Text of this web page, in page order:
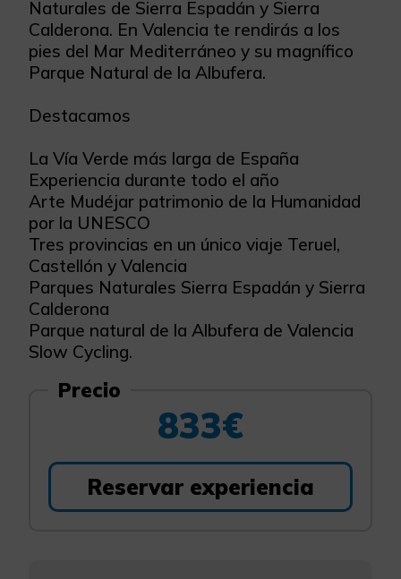
Naturales de Sierra Espadán y Sierra
Calderona. En Valencia te rendirás a los
pies del Mar Mediterráneo y su magnífico
Parque Natural de la Albufera.
Destacamos
La Vía Verde más larga de España
Experiencia durante todo el año
Arte Mudéjar patrimonio de la Humanidad
por la UNESCO
Tres provincias en un único viaje Teruel,
Castellón y Valencia
Parques Naturales Sierra Espadán y Sierra
Calderona
Parque natural de la Albufera de Valencia
Slow Cycling.
Precio
833€
Reservar experiencia